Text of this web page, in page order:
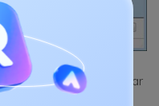
para actualizar